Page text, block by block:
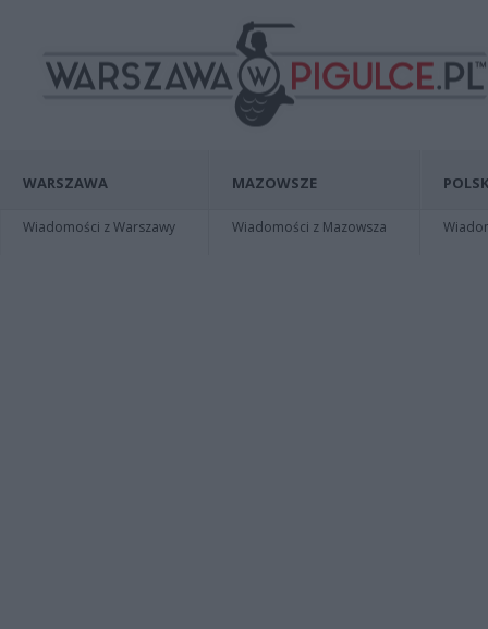
WARSZAWA
Wiadomości z Warszawy
MAZOWSZE
Wiadomości z Mazowsza